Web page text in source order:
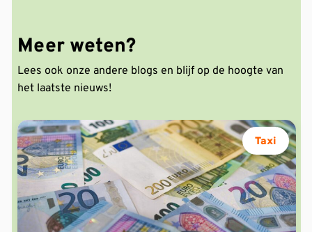
Meer weten?
Lees ook onze andere blogs en blijf op de hoogte van
het laatste nieuws!
Taxi